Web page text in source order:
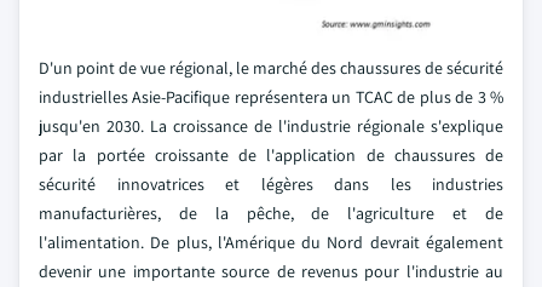
D'un point de vue régional, le marché des chaussures de sécurité
industrielles Asie-Pacifique représentera un TCAC de plus de 3 %
jusqu'en 2030. La croissance de l'industrie régionale s'explique
par la portée croissante de l'application de chaussures de
sécurité innovatrices et légères dans les industries
manufacturières, de la pêche, de l'agriculture et de
l'alimentation. De plus, l'Amérique du Nord devrait également
devenir une importante source de revenus pour l'industrie au